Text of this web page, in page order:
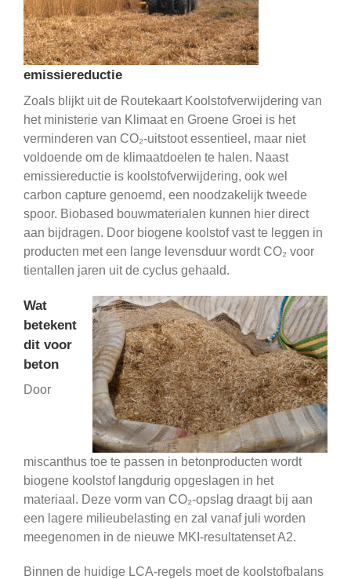
emissiereductie
Zoals blijkt uit de Routekaart Koolstofverwijdering van
het ministerie van Klimaat en Groene Groei is het
verminderen van CO₂-uitstoot essentieel, maar niet
voldoende om de klimaatdoelen te halen. Naast
emissiereductie is koolstofverwijdering, ook wel
carbon capture genoemd, een noodzakelijk tweede
spoor. Biobased bouwmaterialen kunnen hier direct
aan bijdragen. Door biogene koolstof vast te leggen in
producten met een lange levensduur wordt CO₂ voor
tientallen jaren uit de cyclus gehaald.
Wat
betekent
dit voor
beton
Door
miscanthus toe te passen in betonproducten wordt
biogene koolstof langdurig opgeslagen in het
materiaal. Deze vorm van CO₂-opslag draagt bij aan
een lagere milieubelasting en zal vanaf juli worden
meegenomen in de nieuwe MKI-resultatenset A2.
Binnen de huidige LCA-regels moet de koolstofbalans